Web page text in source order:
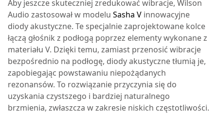
Aby jeszcze skuteczniej zredukować wibracje, Wilson
Audio zastosował w modelu Sasha V innowacyjne
diody akustyczne. Te specjalnie zaprojektowane kolce
łączą głośnik z podłogą poprzez elementy wykonane z
materiału V. Dzięki temu, zamiast przenosić wibracje
bezpośrednio na podłogę, diody akustyczne tłumią je,
zapobiegając powstawaniu niepożądanych
rezonansów. To rozwiązanie przyczynia się do
uzyskania czystszego i bardziej naturalnego
brzmienia, zwłaszcza w zakresie niskich częstotliwości.